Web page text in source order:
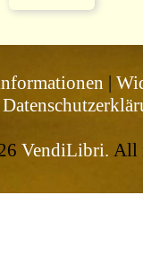
|
VendiLibri. All